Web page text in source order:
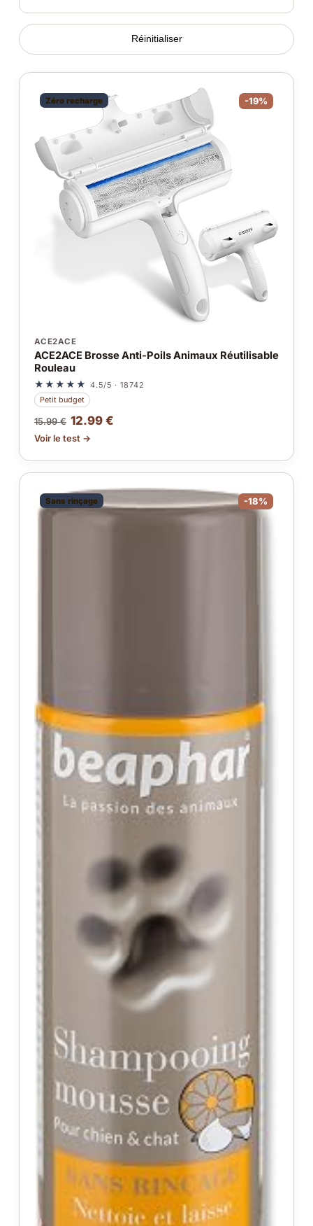
Réinitialiser
Zéro recharge -19%
ACE2ACE
ACE2ACE Brosse Anti-Poils Animaux Réutilisable
Rouleau
★★★★★ 4.5/5 · 18742
Petit budget
15.99 € 12.99 €
Voir le test →
Sans rinçage -18%